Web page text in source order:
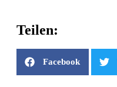
Teilen:
Facebook